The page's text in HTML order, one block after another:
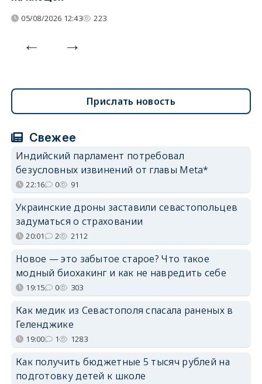
05/08/2026 12:43 223
Прислать новость
Свежее
Индийский парламент потребовал
безусловных извинений от главы Meta*
22:16 0 91
Украинские дроны заставили севастопольцев
задуматься о страховании
20:01 2 2112
Новое — это забытое старое? Что такое
модный биохакинг и как не навредить себе
19:15 0 303
Как медик из Севастополя спасала раненых в
Геленджике
19:00 1 1283
Как получить бюджетные 5 тысяч рублей на
подготовку детей к школе